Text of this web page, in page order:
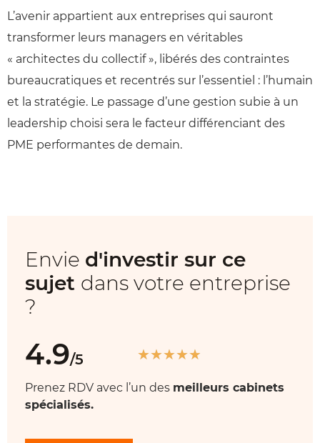
L’avenir appartient aux entreprises qui sauront
transformer leurs managers en véritables
« architectes du collectif », libérés des contraintes
bureaucratiques et recentrés sur l’essentiel : l’humain
et la stratégie. Le passage d’une gestion subie à un
leadership choisi sera le facteur différenciant des
PME performantes de demain.
Envie d'investir sur ce
sujet dans votre entreprise
?
4.9/5 ★★★★★
Prenez RDV avec l’un des meilleurs cabinets
spécialisés.